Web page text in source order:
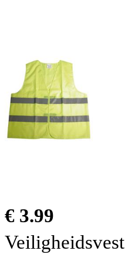
€ 3.99
Veiligheidsvest